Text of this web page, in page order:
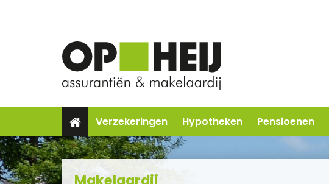
Verzekeringen Hypotheken Pensioenen